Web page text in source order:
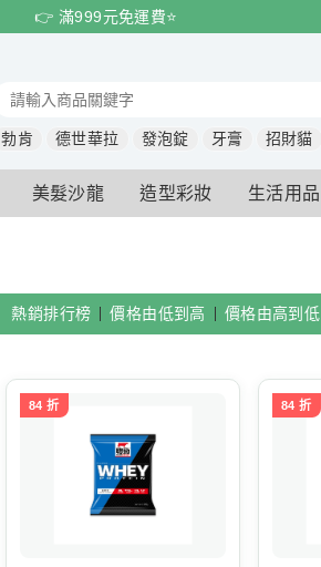
👉 滿999元免運費⭐️
勃肯 德世華拉 發泡錠 牙膏 招財貓
美髮沙龍 造型彩妝 生活用品
熱銷排行榜 價格由低到高 價格由高到低
84 折 84 折